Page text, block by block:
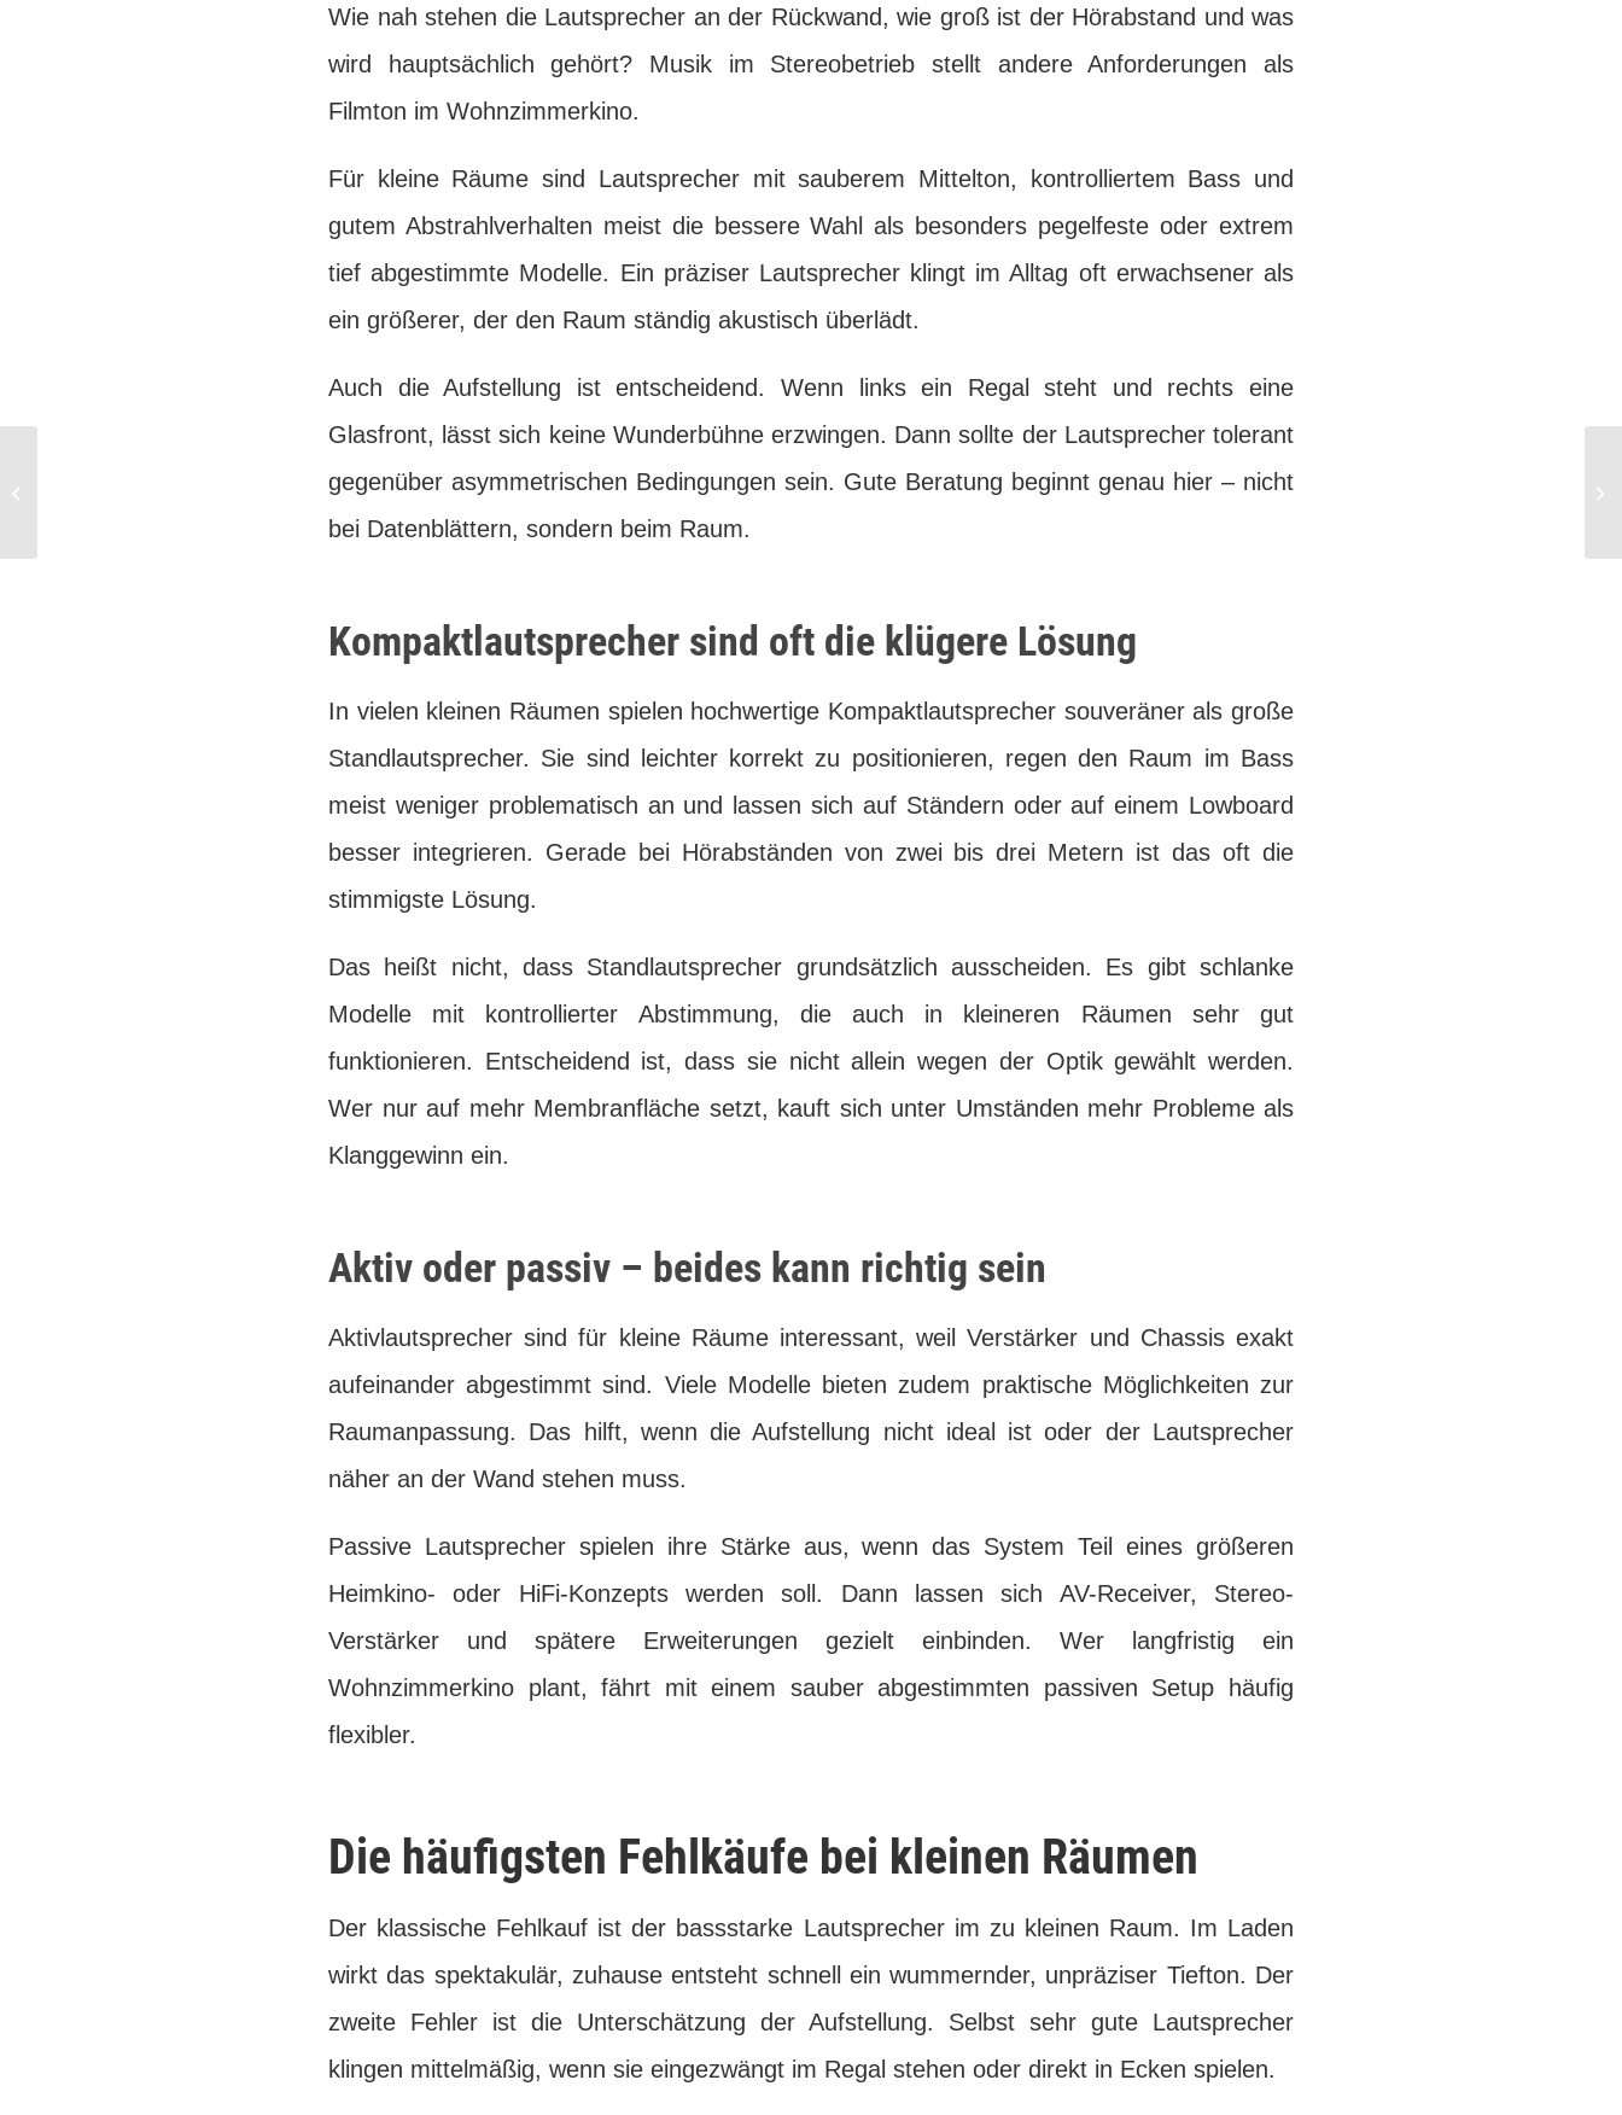
Wie nah stehen die Lautsprecher an der Rückwand, wie groß ist der Hörabstand und was
wird hauptsächlich gehört? Musik im Stereobetrieb stellt andere Anforderungen als
Filmton im Wohnzimmerkino.
Für kleine Räume sind Lautsprecher mit sauberem Mittelton, kontrolliertem Bass und
gutem Abstrahlverhalten meist die bessere Wahl als besonders pegelfeste oder extrem
tief abgestimmte Modelle. Ein präziser Lautsprecher klingt im Alltag oft erwachsener als
ein größerer, der den Raum ständig akustisch überlädt.
Auch die Aufstellung ist entscheidend. Wenn links ein Regal steht und rechts eine
Glasfront, lässt sich keine Wunderbühne erzwingen. Dann sollte der Lautsprecher tolerant
gegenüber asymmetrischen Bedingungen sein. Gute Beratung beginnt genau hier – nicht
bei Datenblättern, sondern beim Raum.
Kompaktlautsprecher sind oft die klügere Lösung
In vielen kleinen Räumen spielen hochwertige Kompaktlautsprecher souveräner als große
Standlautsprecher. Sie sind leichter korrekt zu positionieren, regen den Raum im Bass
meist weniger problematisch an und lassen sich auf Ständern oder auf einem Lowboard
besser integrieren. Gerade bei Hörabständen von zwei bis drei Metern ist das oft die
stimmigste Lösung.
Das heißt nicht, dass Standlautsprecher grundsätzlich ausscheiden. Es gibt schlanke
Modelle mit kontrollierter Abstimmung, die auch in kleineren Räumen sehr gut
funktionieren. Entscheidend ist, dass sie nicht allein wegen der Optik gewählt werden.
Wer nur auf mehr Membranfläche setzt, kauft sich unter Umständen mehr Probleme als
Klanggewinn ein.
Aktiv oder passiv – beides kann richtig sein
Aktivlautsprecher sind für kleine Räume interessant, weil Verstärker und Chassis exakt
aufeinander abgestimmt sind. Viele Modelle bieten zudem praktische Möglichkeiten zur
Raumanpassung. Das hilft, wenn die Aufstellung nicht ideal ist oder der Lautsprecher
näher an der Wand stehen muss.
Passive Lautsprecher spielen ihre Stärke aus, wenn das System Teil eines größeren
Heimkino- oder HiFi-Konzepts werden soll. Dann lassen sich AV-Receiver, Stereo-
Verstärker und spätere Erweiterungen gezielt einbinden. Wer langfristig ein
Wohnzimmerkino plant, fährt mit einem sauber abgestimmten passiven Setup häufig
flexibler.
Die häufigsten Fehlkäufe bei kleinen Räumen
Der klassische Fehlkauf ist der bassstarke Lautsprecher im zu kleinen Raum. Im Laden
wirkt das spektakulär, zuhause entsteht schnell ein wummernder, unpräziser Tiefton. Der
zweite Fehler ist die Unterschätzung der Aufstellung. Selbst sehr gute Lautsprecher
klingen mittelmäßig, wenn sie eingezwängt im Regal stehen oder direkt in Ecken spielen.